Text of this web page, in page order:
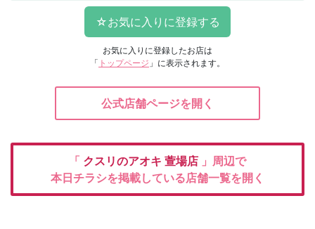
お気に入りに登録したお店は
「 トップページ 」に表示されます。
公式店舗ページを開く
「 クスリのアオキ 萱場店 」周辺で
本日チラシを掲載している店舗一覧を開く